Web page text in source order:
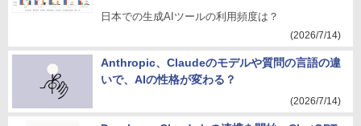
日本での生成AIツールの利用頻度は？
(2026/7/14)
Anthropic、Claudeのモデルや質問の言語の違
いで、AIの性格が変わる？
(2026/7/14)